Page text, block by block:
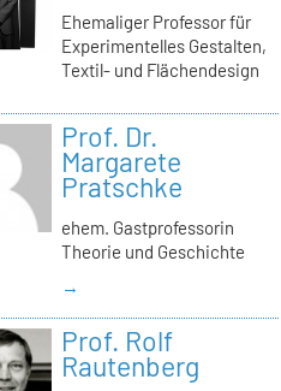
Ehemaliger Professor für
Experimentelles Gestalten,
Textil- und Flächendesign
Prof. Dr.
Margarete
Pratschke
ehem. Gastprofessorin
Theorie und Geschichte
→
Prof. Rolf
Rautenberg